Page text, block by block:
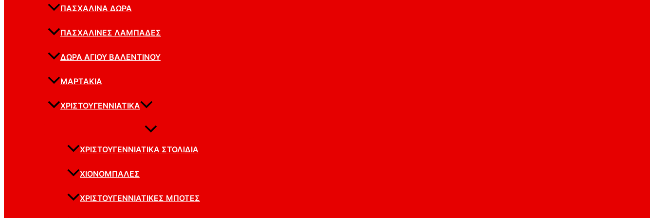
ΠΑΣΧΑΛΙΝΆ ΔΏΡΑ
ΠΑΣΧΑΛΙΝΈΣ ΛΑΜΠΆΔΕΣ
ΔΏΡΑ ΑΓΊΟΥ ΒΑΛΕΝΤΊΝΟΥ
ΜΑΡΤΆΚΙΑ
ΧΡΙΣΤΟΥΓΕΝΝΙΆΤΙΚΑ
ΧΡΙΣΤΟΥΓΕΝΝΙΆΤΙΚΑ ΣΤΟΛΊΔΙΑ
ΧΙΟΝΌΜΠΑΛΕΣ
ΧΡΙΣΤΟΥΓΕΝΝΙΆΤΙΚΕΣ ΜΠΌΤΕΣ